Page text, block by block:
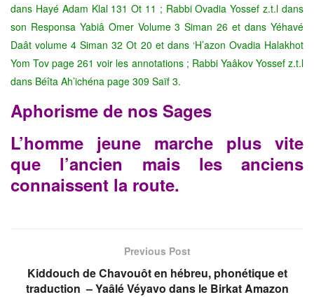
dans Hayé Adam Klal 131 Ot 11 ; Rabbi Ovadia Yossef z.t.l dans
son Responsa Yabiâ Omer Volume 3 Siman 26 et dans Yéhavé
Daât volume 4 Siman 32 Ot 20 et dans ‘H’azon Ovadia Halakhot
Yom Tov page 261 voir les annotations ; Rabbi Yaâkov Yossef z.t.l
dans Béîta Ah’ichéna page 309 Saïf 3.
Aphorisme de nos Sages
L’homme jeune marche plus vite
que l’ancien mais les anciens
connaissent la route.
Previous Post
Kiddouch de Chavouôt en hébreu, phonétique et
traduction – Yaâlé Véyavo dans le Birkat Amazon